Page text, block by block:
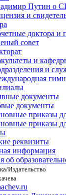
Путин о
и
доктора и
совет
и
и
документы
документы
приказы
приказы
реквизиты
информация
об
Издательство